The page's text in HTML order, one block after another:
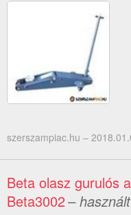
szerszampiac.hu –
Beta olasz gurulós
Beta3002– használt